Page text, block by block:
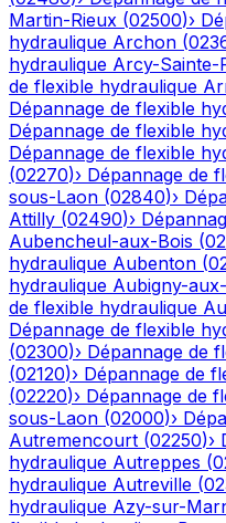
Martin-Rieux (02500)›
hydraulique Archon (
hydraulique Arcy-Sainte-
de flexible hydraulique
Dépannage de flexible
Dépannage de flexible
Dépannage de flexible
(02270)› Dépannage de
sous-Laon (02840)›
Attilly (02490)›
Aubencheul-aux-Bois (
hydraulique Aubenton (
hydraulique Aubigny-
de flexible hydraulique
Dépannage de flexible
(02300)› Dépannage de
(02120)› Dépannage de
(02220)› Dépannage de
sous-Laon (02000)›
Autremencourt (02250)›
hydraulique Autreppes (
hydraulique Autreville (
hydraulique Azy-sur-